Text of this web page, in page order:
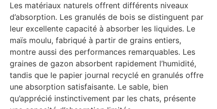
Les matériaux naturels offrent différents niveaux
d’absorption. Les granulés de bois se distinguent par
leur excellente capacité à absorber les liquides. Le
maïs moulu, fabriqué à partir de grains entiers,
montre aussi des performances remarquables. Les
graines de gazon absorbent rapidement l’humidité,
tandis que le papier journal recyclé en granulés offre
une absorption satisfaisante. Le sable, bien
qu’apprécié instinctivement par les chats, présente